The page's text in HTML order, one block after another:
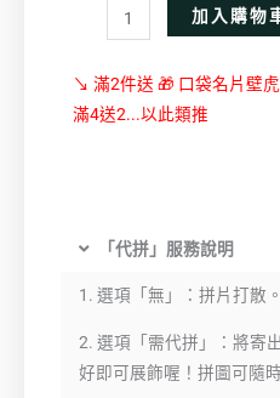
加入購物
↘ 滿2件送 🎁 口袋名片壁
滿4送2...以此類推
「代拼」服務說明
1. 選項「無」：拼片打散。
2. 選項「需代拼」：將寄
好即可展飾喔！拼圖可隨